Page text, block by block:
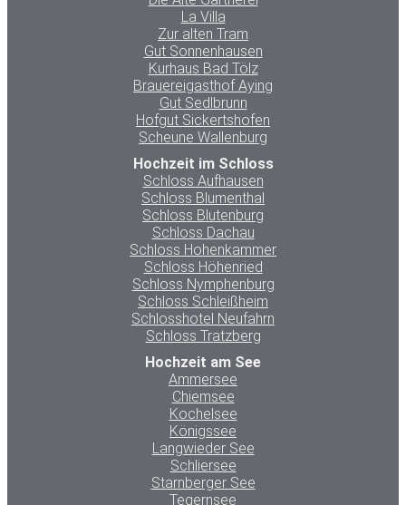
La Villa
Zur alten Tram
Gut Sonnenhausen
Kurhaus Bad Tölz
Brauereigasthof Aying
Gut Sedlbrunn
Hofgut Sickertshofen
Scheune Wallenburg
Hochzeit im Schloss
Schloss Aufhausen
Schloss Blumenthal
Schloss Blutenburg
Schloss Dachau
Schloss Hohenkammer
Schloss Höhenried
Schloss Nymphenburg
Schloss Schleißheim
Schlosshotel Neufahrn
Schloss Tratzberg
Hochzeit am See
Ammersee
Chiemsee
Kochelsee
Königssee
Langwieder See
Schliersee
Starnberger See
Tegernsee